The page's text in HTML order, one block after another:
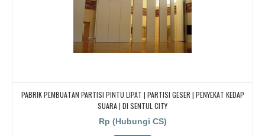
PABRIK PEMBUATAN PARTISI PINTU LIPAT | PARTISI GESER | PENYEKAT KEDAP
SUARA | DI SENTUL CITY
Rp (Hubungi CS)